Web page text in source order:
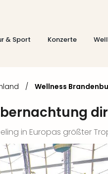
& Sport Konzerte
/ Wellness
in Europas größter